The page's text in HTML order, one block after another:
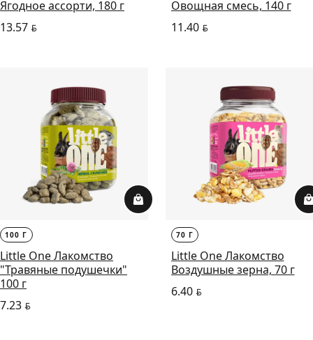
Ягодное ассорти, 180 г
13.57 BYN
Овощная смесь, 140 г
11.40BYN
100 Г
Little One Лакомство
"Травяные подушечки"
100 г
7.23 BYN
70 Г
Little One Лакомство
Воздушные зерна, 70 г
6.40BYN